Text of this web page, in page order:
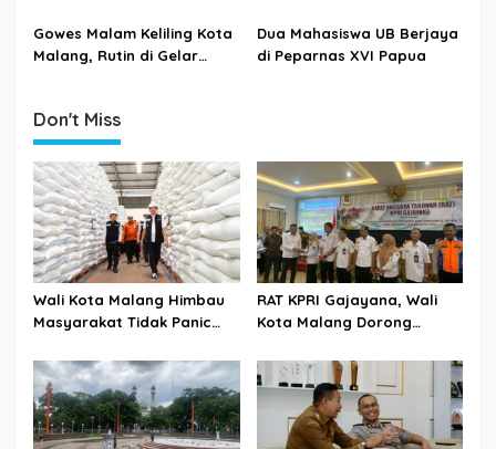
n
Pencabulan ke Polresta
Malang Kota
Gowes Malam Keliling Kota
Malang, Rutin di Gelar
Dua Mahasiswa UB Berjaya
di Peparnas XVI Papua
Don't Miss
Wali Kota Malang Himbau
Masyarakat Tidak Panic
RAT KPRI Gajayana, Wali
Kota Malang Dorong
Kesejahteraan ASN